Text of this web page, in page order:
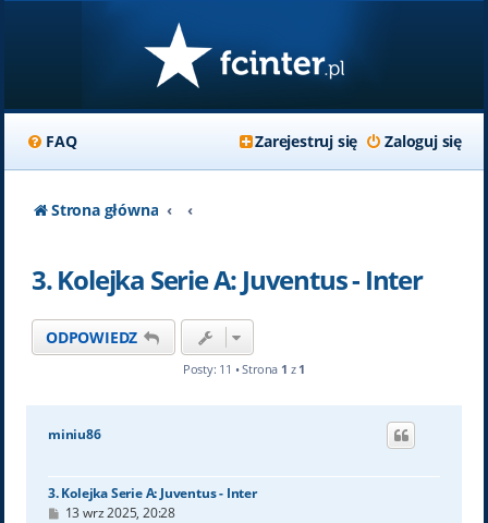
FAQ Zaloguj się
Zarejestruj się
Strona główna
3. Kolejka Serie A: Juventus - Inter
ODPOWIEDZ
Posty: 11 • Strona 1 z 1
miniu86
3. Kolejka Serie A: Juventus - Inter
P13 wrz 2025, 20:28